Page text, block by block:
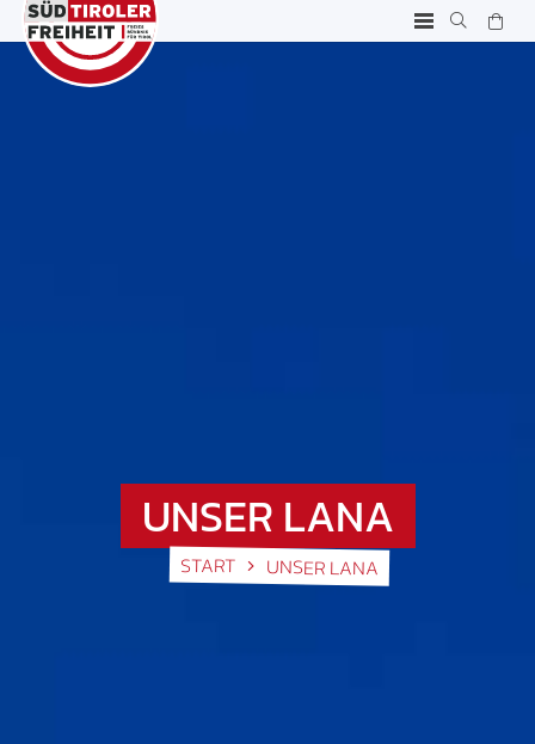
UNSER LANA
START UNSER LANA